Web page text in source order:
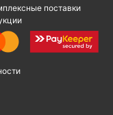
поставки